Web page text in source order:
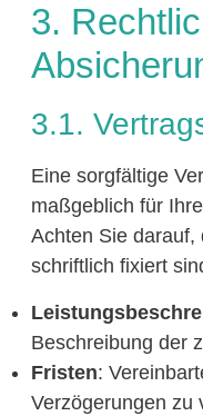
3.
3.1.
Eine sorgfältige
maßgeblich für
Achten Sie darauf,
schriftlich fixiert
Beschreibung der
Fristen:
Verzögerungen zu